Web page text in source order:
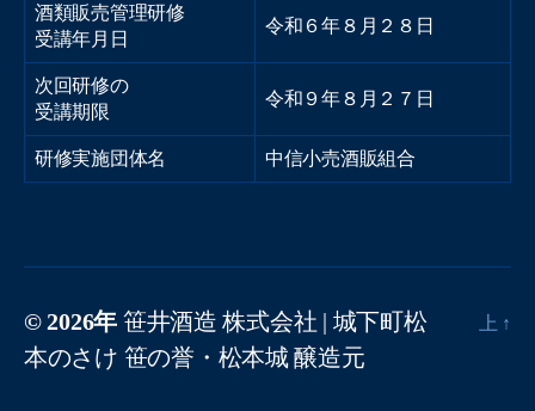
酒類販売管理研修
受講年月日
令和６年８月２８日
次回研修の
受講期限
令和９年８月２７日
研修実施団体名 中信小売酒販組合
© 2026年 笹井酒造 株式会社 | 城下町松
本のさけ 笹の誉・松本城 醸造元
上 ↑